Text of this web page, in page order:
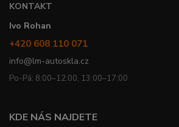
KONTAKT
Ivo Rohan
+420 608 110 071
info@lm-autoskla.cz
Po-Pá: 8:00–12:00, 13:00–17:00
KDE NÁS NAJDETE